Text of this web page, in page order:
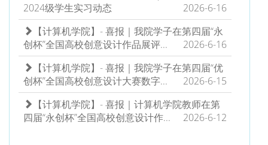
2024级学生实习动态
2026-6-16
【计算机学院】- 喜报｜我院学子在第四届“永
创杯”全国高校创意设计作品展评...
2026-6-16
【计算机学院】- 喜报｜我院学子在第四届“优
创杯”全国高校创意设计大赛数字...
2026-6-15
【计算机学院】- 喜报｜计算机学院教师在第
四届“永创杯”全国高校创意设计作...
2026-6-12